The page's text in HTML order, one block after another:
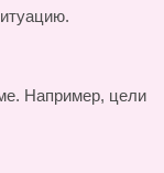
Например, цели